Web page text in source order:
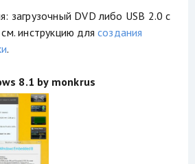
загрузочный DVD либо USB 2.0 c
инструкцию длясоздания
.
8.1 by monkrus